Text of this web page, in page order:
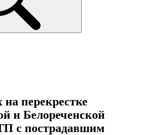
перекрестке
и Белореченской
с пострадавшим